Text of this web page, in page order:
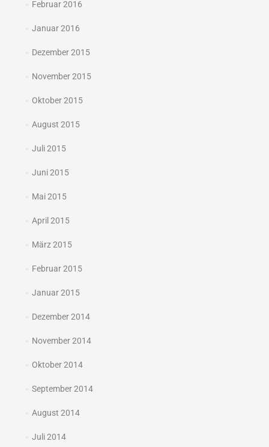
Februar 2016
Januar 2016
Dezember 2015
November 2015
Oktober 2015
August 2015
Juli 2015
Juni 2015
Mai 2015
April 2015
März 2015
Februar 2015
Januar 2015
Dezember 2014
November 2014
Oktober 2014
September 2014
August 2014
Juli 2014